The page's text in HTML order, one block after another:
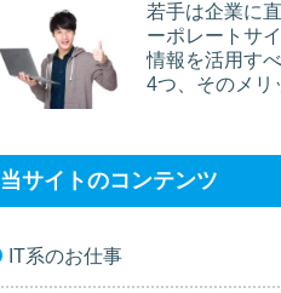
若手は企業に
ーポレートサ
情報を活用す
4つ、そのメリ
当サイトのコンテンツ
IT系のお仕事